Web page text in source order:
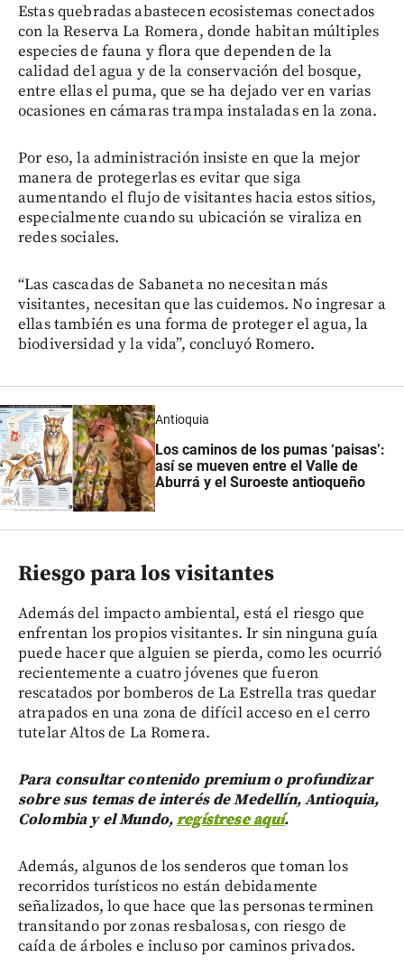
Estas quebradas abastecen ecosistemas conectados
con la Reserva La Romera, donde habitan múltiples
especies de fauna y flora que dependen de la
calidad del agua y de la conservación del bosque,
entre ellas el puma, que se ha dejado ver en varias
ocasiones en cámaras trampa instaladas en la zona.
Por eso, la administración insiste en que la mejor
manera de protegerlas es evitar que siga
aumentando el flujo de visitantes hacia estos sitios,
especialmente cuando su ubicación se viraliza en
redes sociales.
“Las cascadas de Sabaneta no necesitan más
visitantes, necesitan que las cuidemos. No ingresar a
ellas también es una forma de proteger el agua, la
biodiversidad y la vida”, concluyó Romero.
Antioquia
Los caminos de los pumas ‘paisas’:
así se mueven entre el Valle de
Aburrá y el Suroeste antioqueño
Riesgo para los visitantes
Además del impacto ambiental, está el riesgo que
enfrentan los propios visitantes. Ir sin ninguna guía
puede hacer que alguien se pierda, como les ocurrió
recientemente a cuatro jóvenes que fueron
rescatados por bomberos de La Estrella tras quedar
atrapados en una zona de difícil acceso en el cerro
tutelar Altos de La Romera.
Para consultar contenido premium o profundizar
sobre sus temas de interés de Medellín, Antioquia,
Colombia y el Mundo,regístrese aquí.
Además, algunos de los senderos que toman los
recorridos turísticos no están debidamente
señalizados, lo que hace que las personas terminen
transitando por zonas resbalosas, con riesgo de
caída de árboles e incluso por caminos privados.